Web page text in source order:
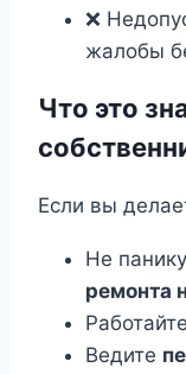
❌
жалобы
Что это
Если вы
Не
ремонта
Ведите